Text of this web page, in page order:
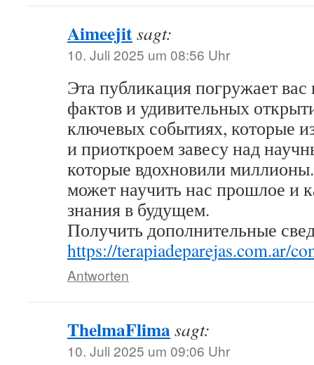
Aimeejitsagt:
10. Juli 2025 um 08:56 Uhr
Эта публикация погружает
фактов и удивительных
ключевых событиях, которые
и приоткроем завесу над
которые вдохновили
может научить нас прошлое и
знания в будущем.
Получить дополнительные
https://terapiadeparejas.com.ar/
Antworten
ThelmaFlimasagt:
10. Juli 2025 um 09:06 Uhr